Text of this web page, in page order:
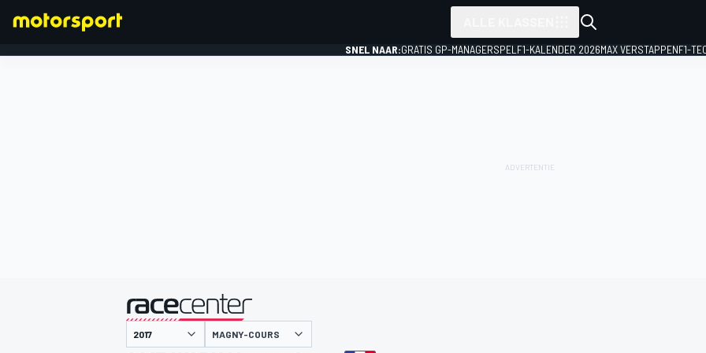
SNEL NAAR:GRATIS GP-MANAGERSPEL F1-KALENDER 2026MAX VERSTAPPENF1-
gepresenteerd door
MAGNY-COURS